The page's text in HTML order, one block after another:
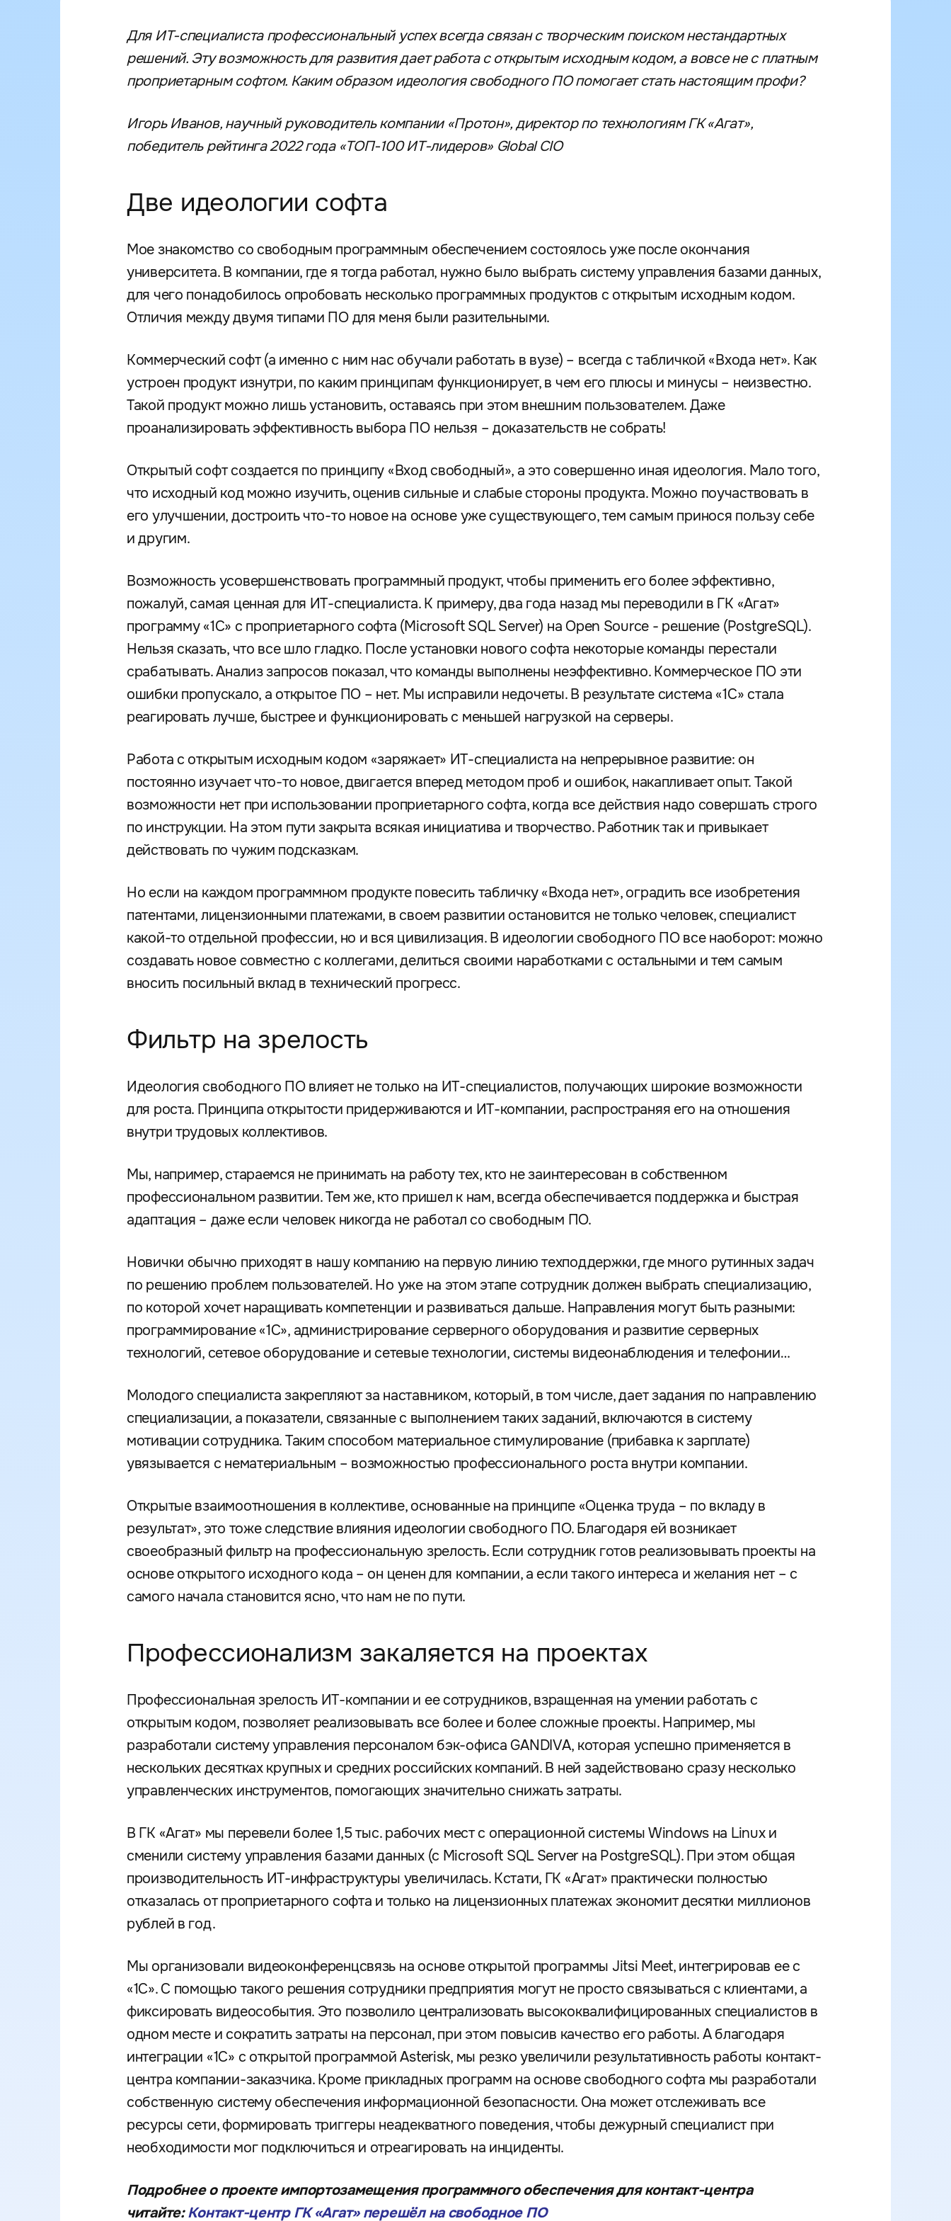
Для ИТ-специалиста профессиональный успех всегда связан с творческим поиском нестандартных
решений. Эту возможность для развития дает работа с открытым исходным кодом, а вовсе не с платным
проприетарным софтом. Каким образом идеология свободного ПО помогает стать настоящим профи?
Игорь Иванов, научный руководитель компании «Протон», директор по технологиям ГК «Агат»,
победитель рейтинга 2022 года «ТОП-100 ИТ-лидеров» Global CIO
Две идеологии софта
Мое знакомство со свободным программным обеспечением состоялось уже после окончания
университета. В компании, где я тогда работал, нужно было выбрать систему управления базами данных,
для чего понадобилось опробовать несколько программных продуктов с открытым исходным кодом.
Отличия между двумя типами ПО для меня были разительными.
Коммерческий софт (а именно с ним нас обучали работать в вузе) – всегда с табличкой «Входа нет». Как
устроен продукт изнутри, по каким принципам функционирует, в чем его плюсы и минусы – неизвестно.
Такой продукт можно лишь установить, оставаясь при этом внешним пользователем. Даже
проанализировать эффективность выбора ПО нельзя – доказательств не собрать!
Открытый софт создается по принципу «Вход свободный», а это совершенно иная идеология. Мало того,
что исходный код можно изучить, оценив сильные и слабые стороны продукта. Можно поучаствовать в
его улучшении, достроить что-то новое на основе уже существующего, тем самым принося пользу себе
и другим.
Возможность усовершенствовать программный продукт, чтобы применить его более эффективно,
пожалуй, самая ценная для ИТ-специалиста. К примеру, два года назад мы переводили в ГК «Агат»
программу «1С» с проприетарного софта (Microsoft SQL Server) на Open Source - решение (PostgreSQL).
Нельзя сказать, что все шло гладко. После установки нового софта некоторые команды перестали
срабатывать. Анализ запросов показал, что команды выполнены неэффективно. Коммерческое ПО эти
ошибки пропускало, а открытое ПО – нет. Мы исправили недочеты. В результате система «1С» стала
реагировать лучше, быстрее и функционировать с меньшей нагрузкой на серверы.
Работа с открытым исходным кодом «заряжает» ИТ-специалиста на непрерывное развитие: он
постоянно изучает что-то новое, двигается вперед методом проб и ошибок, накапливает опыт. Такой
возможности нет при использовании проприетарного софта, когда все действия надо совершать строго
по инструкции. На этом пути закрыта всякая инициатива и творчество. Работник так и привыкает
действовать по чужим подсказкам.
Но если на каждом программном продукте повесить табличку «Входа нет», оградить все изобретения
патентами, лицензионными платежами, в своем развитии остановится не только человек, специалист
какой-то отдельной профессии, но и вся цивилизация. В идеологии свободного ПО все наоборот: можно
создавать новое совместно с коллегами, делиться своими наработками с остальными и тем самым
вносить посильный вклад в технический прогресс.
Фильтр на зрелость
Идеология свободного ПО влияет не только на ИТ-специалистов, получающих широкие возможности
для роста. Принципа открытости придерживаются и ИТ-компании, распространяя его на отношения
внутри трудовых коллективов.
Мы, например, стараемся не принимать на работу тех, кто не заинтересован в собственном
профессиональном развитии. Тем же, кто пришел к нам, всегда обеспечивается поддержка и быстрая
адаптация – даже если человек никогда не работал со свободным ПО.
Новички обычно приходят в нашу компанию на первую линию техподдержки, где много рутинных задач
по решению проблем пользователей. Но уже на этом этапе сотрудник должен выбрать специализацию,
по которой хочет наращивать компетенции и развиваться дальше. Направления могут быть разными:
программирование «1С», администрирование серверного оборудования и развитие серверных
технологий, сетевое оборудование и сетевые технологии, системы видеонаблюдения и телефонии…
Молодого специалиста закрепляют за наставником, который, в том числе, дает задания по направлению
специализации, а показатели, связанные с выполнением таких заданий, включаются в систему
мотивации сотрудника. Таким способом материальное стимулирование (прибавка к зарплате)
увязывается с нематериальным – возможностью профессионального роста внутри компании.
Открытые взаимоотношения в коллективе, основанные на принципе «Оценка труда – по вкладу в
результат», это тоже следствие влияния идеологии свободного ПО. Благодаря ей возникает
своеобразный фильтр на профессиональную зрелость. Если сотрудник готов реализовывать проекты на
основе открытого исходного кода – он ценен для компании, а если такого интереса и желания нет – с
самого начала становится ясно, что нам не по пути.
Профессионализм закаляется на проектах
Профессиональная зрелость ИТ-компании и ее сотрудников, взращенная на умении работать с
открытым кодом, позволяет реализовывать все более и более сложные проекты. Например, мы
разработали систему управления персоналом бэк-офиса GANDIVA, которая успешно применяется в
нескольких десятках крупных и средних российских компаний. В ней задействовано сразу несколько
управленческих инструментов, помогающих значительно снижать затраты.
В ГК «Агат» мы перевели более 1,5 тыс. рабочих мест с операционной системы Windows на Linux и
сменили систему управления базами данных (с Microsoft SQL Server на PostgreSQL). При этом общая
производительность ИТ-инфраструктуры увеличилась. Кстати, ГК «Агат» практически полностью
отказалась от проприетарного софта и только на лицензионных платежах экономит десятки миллионов
рублей в год.
Мы организовали видеоконференцсвязь на основе открытой программы Jitsi Meet, интегрировав ее с
«1С». С помощью такого решения сотрудники предприятия могут не просто связываться с клиентами, а
фиксировать видеособытия. Это позволило централизовать высококвалифицированных специалистов в
одном месте и сократить затраты на персонал, при этом повысив качество его работы. А благодаря
интеграции «1С» с открытой программой Asterisk, мы резко увеличили результативность работы контакт-
центра компании-заказчика. Кроме прикладных программ на основе свободного софта мы разработали
собственную систему обеспечения информационной безопасности. Она может отслеживать все
ресурсы сети, формировать триггеры неадекватного поведения, чтобы дежурный специалист при
необходимости мог подключиться и отреагировать на инциденты.
Подробнее о проекте импортозамещения программного обеспечения для контакт-центра
читайте:Контакт-центр ГК «Агат» перешёл на свободное ПО